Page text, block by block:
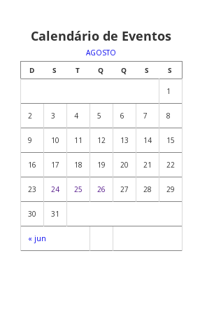
Calendário de Eventos
AGOSTO
D
S T Q Q S S
« jun
1
2 3 4 5 6 7 8
9 10 11 12 13 14 15
16 17 18 19 20 21 22
23 24 25 26 27 28 29
30 31